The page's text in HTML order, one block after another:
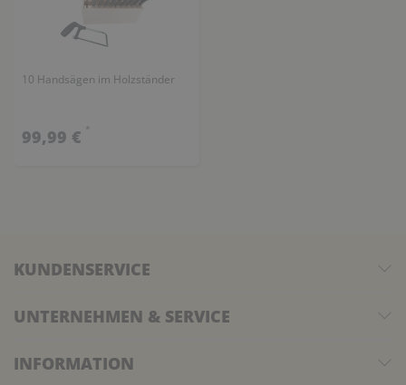
10 Handsägen im Holzständer
99,99 € *
KUNDENSERVICE
UNTERNEHMEN & SERVICE
INFORMATION